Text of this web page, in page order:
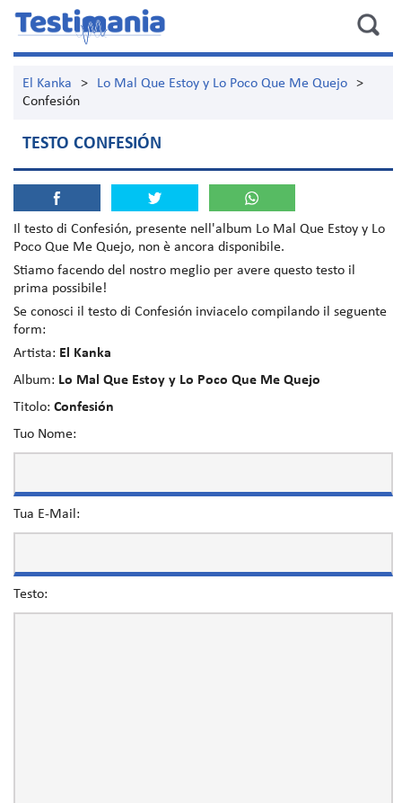
El Kanka > Lo Mal Que Estoy y Lo Poco Que Me Quejo
>
Confesión
TESTO CONFESIÓN
Il testo di Confesión, presente nell'album Lo Mal Que Estoy y Lo
Poco Que Me Quejo, non è ancora disponibile.
Stiamo facendo del nostro meglio per avere questo testo il
prima possibile!
Se conosci il testo di Confesión inviacelo compilando il seguente
form:
Artista: El Kanka
Album: Lo Mal Que Estoy y Lo Poco Que Me Quejo
Titolo: Confesión
Tuo Nome:
Tua E-Mail:
Testo: